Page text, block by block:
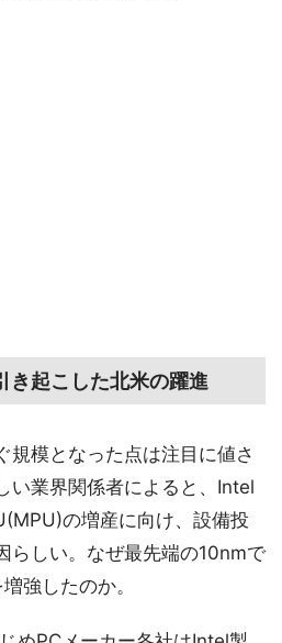
起こした北米の躍進
規模となった点は注目に値さ
い業界関係者によると、Intel
の増産に向け、設備投
らしい。なぜ最先端の10nmで
強したのか。